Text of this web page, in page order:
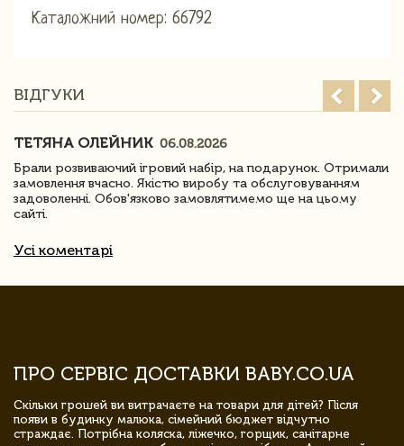
Каталожний номер: 66792
ВІДГУКИ
ТЕТЯНА ОЛЕЙНИК 06.08.2026
Брали розвиваючий ігровий набір, на подарунок. Отримали
замовлення вчасно. Якістю виробу та обслуговуванням
задоволенні. Обов'язково замовлятимемо ще на цьому
сайті.
Усі коментарі
ПРО СЕРВІС ДОСТАВКИ BABY.CO.UA
Скільки грошей ви витрачаєте на товари для дітей? Після
появи в будинку малюка, сімейний бюджет відчутно
страждає. Потрібна коляска, ліжечко, горщик, санітарне